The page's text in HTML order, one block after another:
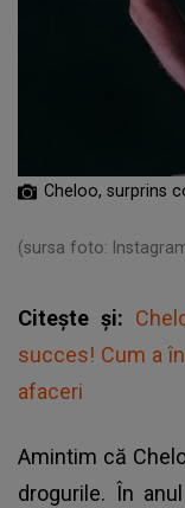
Cheloo, surprins
(sursa foto:
Citește și:
succes! Cum a
afaceri
Amintim că
drogurile. În